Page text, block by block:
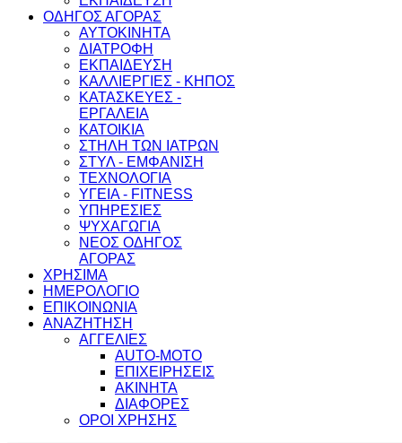
ΟΔΗΓΟΣ ΑΓΟΡΑΣ
ΑΥΤΟΚΙΝΗΤΑ
ΔΙΑΤΡΟΦΗ
ΕΚΠΑΙΔΕΥΣΗ
ΚΑΛΛΙΕΡΓΙΕΣ - ΚΗΠΟΣ
ΚΑΤΑΣΚΕΥΕΣ -
ΕΡΓΑΛΕΙΑ
ΚΑΤΟΙΚΙΑ
ΣΤΗΛΗ ΤΩΝ ΙΑΤΡΩΝ
ΣΤΥΛ - ΕΜΦΑΝΙΣΗ
ΤΕΧΝΟΛΟΓΙΑ
ΥΓΕΙΑ - FITNESS
ΥΠΗΡΕΣΙΕΣ
ΨΥΧΑΓΩΓΙΑ
ΝΕΟΣ ΟΔΗΓΟΣ
ΑΓΟΡΑΣ
ΧΡΗΣΙΜΑ
ΗΜΕΡΟΛΟΓΙΟ
ΕΠΙΚΟΙΝΩΝΙΑ
ΑΝΑΖΗΤΗΣΗ
ΑΓΓΕΛΙΕΣ
AUTO-MOTO
ΕΠΙΧΕΙΡΗΣΕΙΣ
ΑΚΙΝΗΤΑ
ΔΙΑΦΟΡΕΣ
ΟΡΟΙ ΧΡΗΣΗΣ